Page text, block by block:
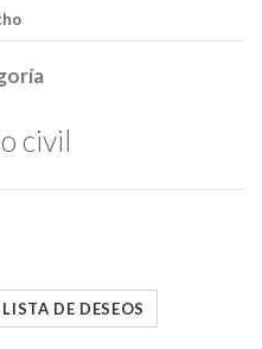
civil
DE DESEOS